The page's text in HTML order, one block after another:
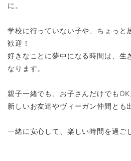
に。
学校に行っていない子や、ちょっと
歓迎！
好きなことに夢中になる時間は、生
なります。
親子一緒でも、お子さんだけでもOK
新しいお友達やヴィーガン仲間とも
一緒に安心して、楽しい時間を過ご